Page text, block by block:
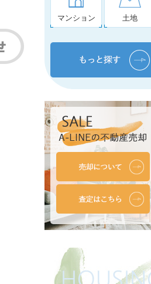
マンション 土地